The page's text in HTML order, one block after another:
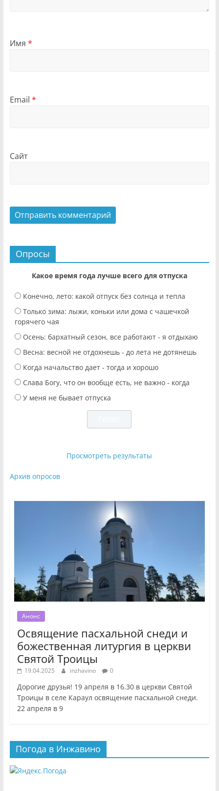
Имя *
Email *
Сайт
Опросы
Какое время года лучше всего для отпуска
Конечно, лето: какой отпуск без солнца и тепла
Только зима: лыжи, коньки или дома с чашечкой
горячего чая
Осень: бархатный сезон, все работают - я отдыхаю
Весна: весной не отдохнешь - до лета не дотянешь
Когда начальство дает - тогда и хорошо
Слава Богу, что он вообще есть, не важно - когда
У меня не бывает отпуска
Просмотреть результаты
Архив опросов
Анонс
Освящение пасхальной снеди и
божественная литургия в церкви
Святой Троицы
19.04.2025 inzhavino 0
Дорогие друзья! 19 апреля в 16.30 в церкви Святой
Троицы в селе Караул освящение пасхальной снеди.
22 апреля в 9
Погода в Инжавино